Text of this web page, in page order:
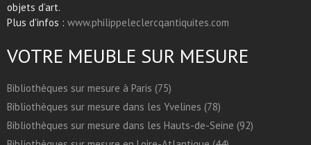
objets d’art.
Plus d'infos : www.philippeleclercqantiquites.com
VOTRE MEUBLE SUR MESURE
Bibliothèques sur mesure à Paris (75)
Bibliothèques sur mesure dans les Yvelines (78)
Bibliothèques sur mesure dans les Hauts-de-Seine (92)